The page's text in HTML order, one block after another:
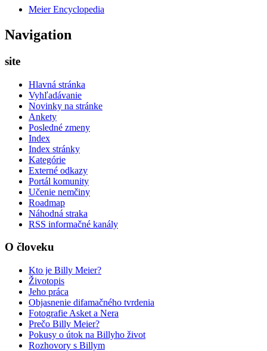
Meier Encyclopedia
Navigation
site
Hlavná stránka
Vyhľadávanie
Novinky na stránke
Ankety
Posledné zmeny
Index
Index stránky
Kategórie
Externé odkazy
Portál komunity
Učenie nemčiny
Roadmap
Náhodná straka
RSS informačné kanály
O človeku
Kto je Billy Meier?
Životopis
Jeho práca
Objasnenie difamačného tvrdenia
Fotografie Asket a Nera
Prečo Billy Meier?
Pokusy o útok na Billyho život
Rozhovory s Billym